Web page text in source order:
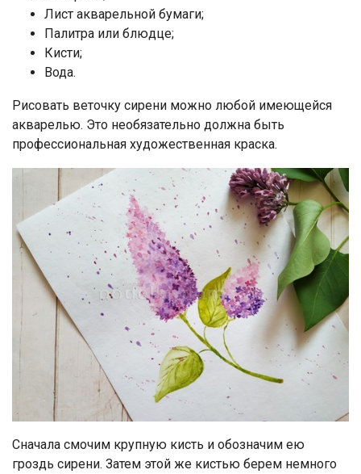
Лист акварельной бумаги;
Палитра или блюдце;
Кисти;
Вода.
Рисовать веточку сирени можно любой имеющейся
акварелью. Это необязательно должна быть
профессиональная художественная краска.
Сначала смочим крупную кисть и обозначим ею
гроздь сирени. Затем этой же кистью берем немного